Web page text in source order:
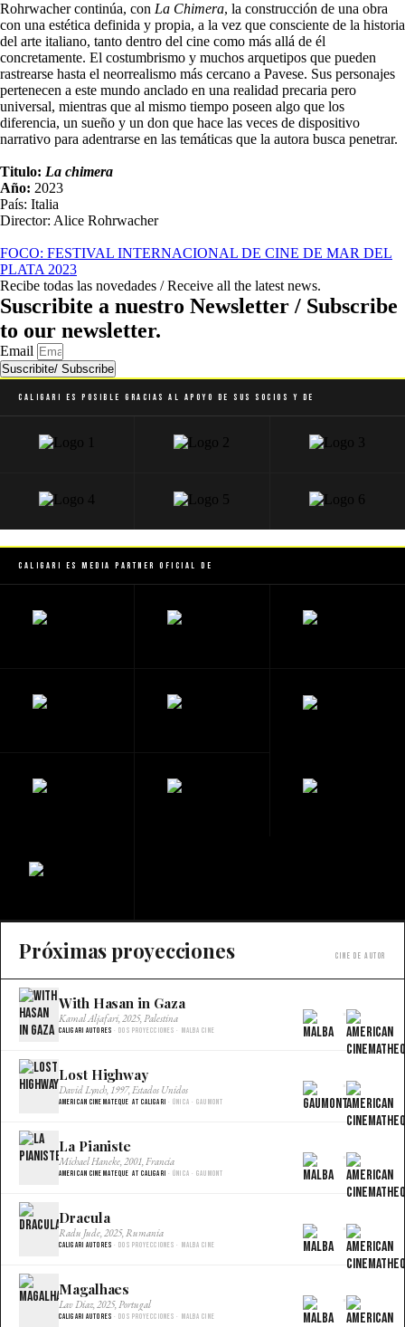
Rohrwacher continúa, con La Chimera, la construcción de una obra
con una estética definida y propia, a la vez que consciente de la historia
del arte italiano, tanto dentro del cine como más allá de él
concretamente. El costumbrismo y muchos arquetipos que pueden
rastrearse hasta el neorrealismo más cercano a Pavese. Sus personajes
pertenecen a este mundo anclado en una realidad precaria pero
universal, mientras que al mismo tiempo poseen algo que los
diferencia, un sueño y un don que hace las veces de dispositivo
narrativo para adentrarse en las temáticas que la autora busca penetrar.
Titulo: La chimera
Año: 2023
País: Italia
Director: Alice Rohrwacher
FOCO: FESTIVAL INTERNACIONAL DE CINE DE MAR DEL
PLATA 2023
Recibe todas las novedades / Receive all the latest news.
Suscribite a nuestro Newsletter / Subscribe
to our newsletter.
Email
Suscribite/ Subscribe
Caligari es posible gracias al apoyo de sus socios y de
Caligari es Media Partner Oficial de
Próximas proyecciones Cine de autor
With Hasan in Gaza
Kamal Aljafari, 2025, Palestina
Caligari Autores · Dos proyecciones · Malba Cine
×
Lost Highway
David Lynch, 1997, Estados Unidos
American Cinemateque at Caligari · Única · Gaumont
×
La Pianiste
Michael Haneke, 2001, Francia
American Cinemateque at Caligari · Única · Gaumont
×
Dracula
Radu Jude, 2025, Rumania
Caligari Autores · Dos proyecciones · Malba Cine
×
Magalhaes
Lav Diaz, 2025, Portugal
Caligari Autores · Dos proyecciones · Malba Cine
×